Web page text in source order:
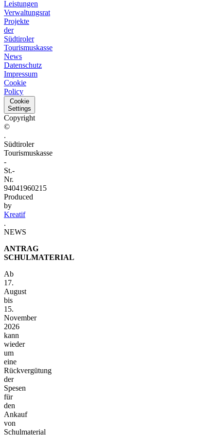
Leistungen
Verwaltungsrat
Projekte
der
Südtiroler
Tourismuskasse
News
Datenschutz
Impressum
Cookie
Policy
Cookie
Settings
Copyright
©
.
Südtiroler
Tourismuskasse
-
St.-
Nr.
94041960215
Produced
by
Kreatif
.
NEWS
ANTRAG
SCHULMATERIAL
Ab
17.
August
bis
15.
November
2026
kann
wieder
um
eine
Rückvergütung
der
Spesen
für
den
Ankauf
von
Schulmaterial